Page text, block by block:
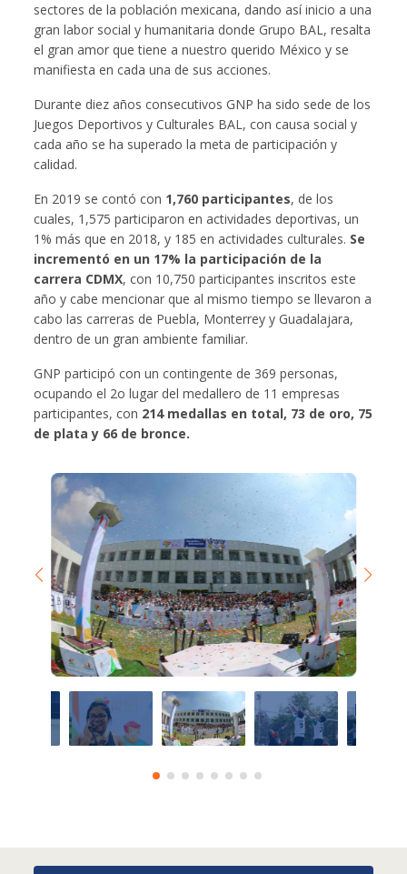
sectores de la población mexicana, dando así inicio a una
gran labor social y humanitaria donde Grupo BAL, resalta
el gran amor que tiene a nuestro querido México y se
manifiesta en cada una de sus acciones.
Durante diez años consecutivos GNP ha sido sede de los
Juegos Deportivos y Culturales BAL, con causa social y
cada año se ha superado la meta de participación y
calidad.
En 2019 se contó con 1,760 participantes, de los
cuales, 1,575 participaron en actividades deportivas, un
1% más que en 2018, y 185 en actividades culturales. Se
incrementó en un 17% la participación de la
carrera CDMX, con 10,750 participantes inscritos este
año y cabe mencionar que al mismo tiempo se llevaron a
cabo las carreras de Puebla, Monterrey y Guadalajara,
dentro de un gran ambiente familiar.
GNP participó con un contingente de 369 personas,
ocupando el 2o lugar del medallero de 11 empresas
participantes, con 214 medallas en total, 73 de oro, 75
de plata y 66 de bronce.